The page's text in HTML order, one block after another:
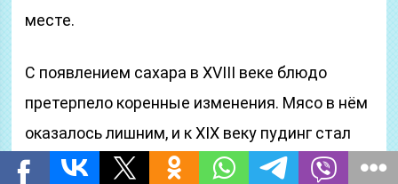
месте.
С появлением сахара в XVIII веке блюдо
претерпело коренные изменения. Мясо в нём
оказалось лишним, и к XIX веку пудинг стал
традиционным английским десертом и